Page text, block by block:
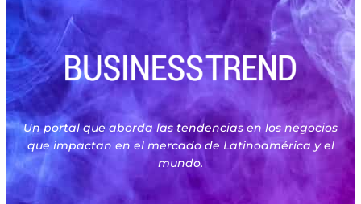
Un portal que aborda las tendencias en los negocios
que impactan en el mercado de Latinoamérica y el
mundo.